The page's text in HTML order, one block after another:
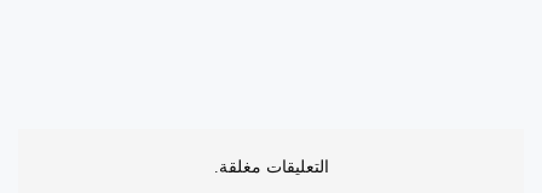
التعليقات مغلقة.